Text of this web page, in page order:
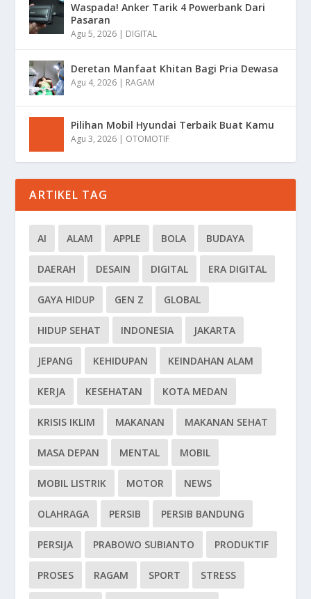
Waspada! Anker Tarik 4 Powerbank Dari
Pasaran
Agu 5, 2026 | DIGITAL
Deretan Manfaat Khitan Bagi Pria Dewasa
Agu 4, 2026 | RAGAM
Pilihan Mobil Hyundai Terbaik Buat Kamu
Agu 3, 2026 | OTOMOTIF
ARTIKEL TAG
AI ALAM APPLE BOLA BUDAYA
DAERAH DESAIN DIGITAL ERA DIGITAL
GAYA HIDUP GEN Z GLOBAL
HIDUP SEHAT INDONESIA JAKARTA
JEPANG KEHIDUPAN KEINDAHAN ALAM
KERJA KESEHATAN KOTA MEDAN
KRISIS IKLIM MAKANAN MAKANAN SEHAT
MASA DEPAN MENTAL MOBIL
MOBIL LISTRIK MOTOR NEWS
OLAHRAGA PERSIB PERSIB BANDUNG
PERSIJA PRABOWO SUBIANTO PRODUKTIF
PROSES RAGAM SPORT STRESS